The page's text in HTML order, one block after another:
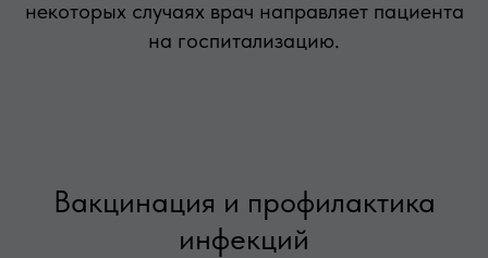
некоторых случаях врач направляет пациента
на госпитализацию.
Вакцинация и профилактика
инфекций